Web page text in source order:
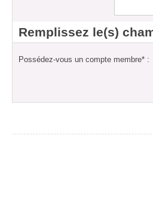
Remplissez le(s)
Possédez-vous un compte membre* :